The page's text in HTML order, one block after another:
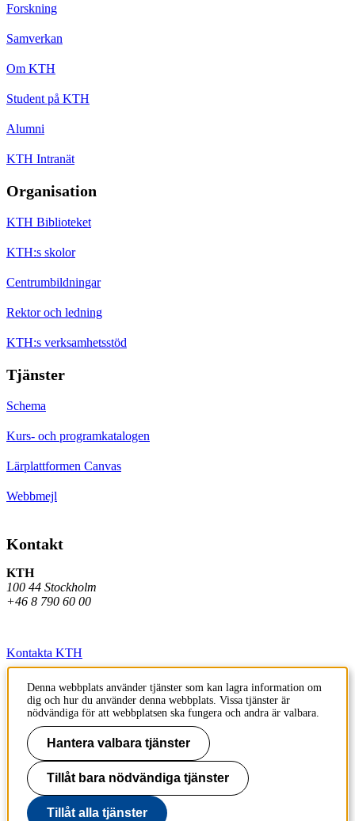
Forskning
Samverkan
Om KTH
Student på KTH
Alumni
KTH Intranät
Organisation
KTH Biblioteket
KTH:s skolor
Centrumbildningar
Rektor och ledning
KTH:s verksamhetsstöd
Tjänster
Schema
Kurs- och programkatalogen
Lärplattformen Canvas
Webbmejl
Kontakt
KTH
100 44 Stockholm
+46 8 790 60 00
Kontakta KTH
Jobba på KTH
Press och media
Faktura och betalning KTH
Om KTH:s webbplatser
Tillgänglighetsredogörelse
Denna webbplats använder tjänster som kan lagra information om
dig och hur du använder denna webbplats. Vissa tjänster är
nödvändiga för att webbplatsen ska fungera och andra är valbara.
Hantera valbara tjänster
Tillåt bara nödvändiga tjänster
Tillåt alla tjänster